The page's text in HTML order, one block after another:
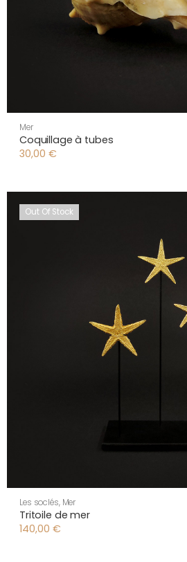
Mer
Coquillage à tubes
30,00 €
Out Of Stock
Les soclés, Mer
Tritoile de mer
140,00 €